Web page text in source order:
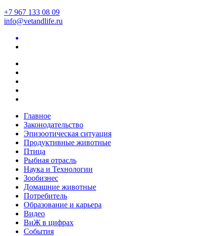
+7 967 133 08 09
info@vetandlife.ru
Главное
Законодательство
Эпизоотическая ситуация
Продуктивные животные
Птица
Рыбная отрасль
Наука и Технологии
Зообизнес
Домашние животные
Потребитель
Образование и карьера
Видео
ВиЖ в цифрах
События